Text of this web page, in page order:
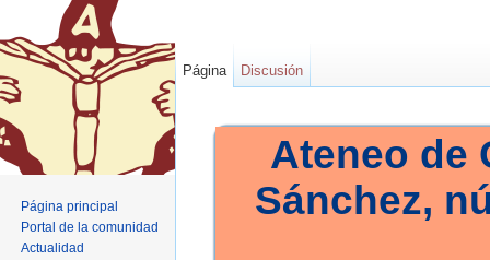
Ateneo de
Sánchez,
Página Discusión
Página principal
Portal de la comunidad
Actualidad